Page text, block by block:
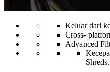
Keluar dari
Cross-
Advanced
Shreds.